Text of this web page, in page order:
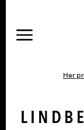
DU ER Her